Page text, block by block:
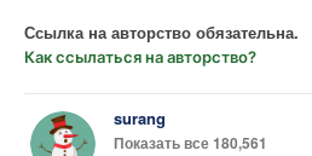
Ссылка на авторство обязательна.
Как ссылаться на авторство?
surang
Показать все 180,561